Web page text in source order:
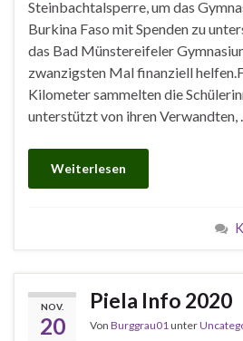
Steinbachtalsperre, um das
Burkina Faso mit Spenden zu
das Bad Münstereifeler
zwanzigsten Mal finanziell
Kilometer sammelten die
unterstützt von ihren Verwandten,
Weiterlesen
NOV.
20
Piela Info 2020
Von Burggrau01unter